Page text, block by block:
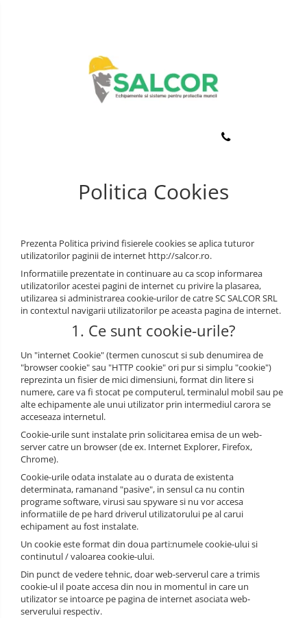
Costum-Salopeta
Hanorace
Imbracaminte Femei
Jachete de iarna
Jachete/Bluze Salopeta
Pantaloni cu pieptar
Pantaloni de lucru
Pantaloni scurti
Pelerine de ploaie
Protectie termica
Reflectorizante
Softshell
Sorturi de protectie
Tricouri
Veste
Lucru la Inaltime
Accesorii alpinism utilitar
Curatenie si igiena
Protectie auditiva
Protectie vizuala
Semnalizare rutiera
Politica Cookies
Prezenta Politica privind fisierele cookies se aplica tuturor
utilizatorilor paginii de internet http://salcor.ro.
Informatiile prezentate in continuare au ca scop informarea
utilizatorilor acestei pagini de internet cu privire la plasarea,
utilizarea si administrarea cookie-urilor de catre SC SALCOR SRL
in contextul navigarii utilizatorilor pe aceasta pagina de internet.
1. Ce sunt cookie-urile?
Un "internet Cookie" (termen cunoscut si sub denumirea de
"browser cookie" sau "HTTP cookie" ori pur si simplu "cookie")
reprezinta un fisier de mici dimensiuni, format din litere si
numere, care va fi stocat pe computerul, terminalul mobil sau pe
alte echipamente ale unui utilizator prin intermediul carora se
acceseaza internetul.
Cookie-urile sunt instalate prin solicitarea emisa de un web-
server catre un browser (de ex. Internet Explorer, Firefox,
Chrome).
Cookie-urile odata instalate au o durata de existenta
determinata, ramanand "pasive", in sensul ca nu contin
programe software, virusi sau spyware si nu vor accesa
informatiile de pe hard driverul utilizatorului pe al carui
echipament au fost instalate.
Un cookie este format din doua parti:numele cookie-ului si
continutul / valoarea cookie-ului.
Din punct de vedere tehnic, doar web-serverul care a trimis
cookie-ul il poate accesa din nou in momentul in care un
utilizator se intoarce pe pagina de internet asociata web-
serverului respectiv.